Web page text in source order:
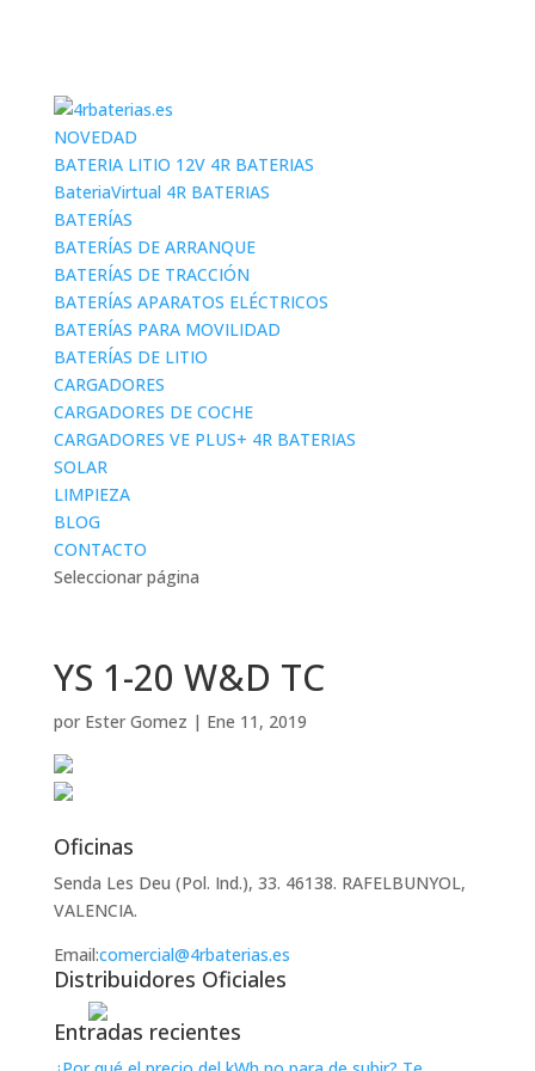
NOVEDAD
BATERIA LITIO 12V 4R BATERIAS
BateriaVirtual 4R BATERIAS
BATERÍAS
BATERÍAS DE ARRANQUE
BATERÍAS DE TRACCIÓN
BATERÍAS APARATOS ELÉCTRICOS
BATERÍAS PARA MOVILIDAD
BATERÍAS DE LITIO
CARGADORES
CARGADORES DE COCHE
CARGADORES VE PLUS+ 4R BATERIAS
SOLAR
LIMPIEZA
BLOG
CONTACTO
Seleccionar página
YS 1-20 W&D TC
por Ester Gomez | Ene 11, 2019
Oficinas
Senda Les Deu (Pol. Ind.), 33. 46138. RAFELBUNYOL,
VALENCIA.
Email:comercial@4rbaterias.es
Distribuidores Oficiales
Entradas recientes